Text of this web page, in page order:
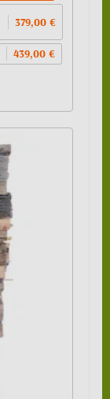
379,00 €
439,00 €